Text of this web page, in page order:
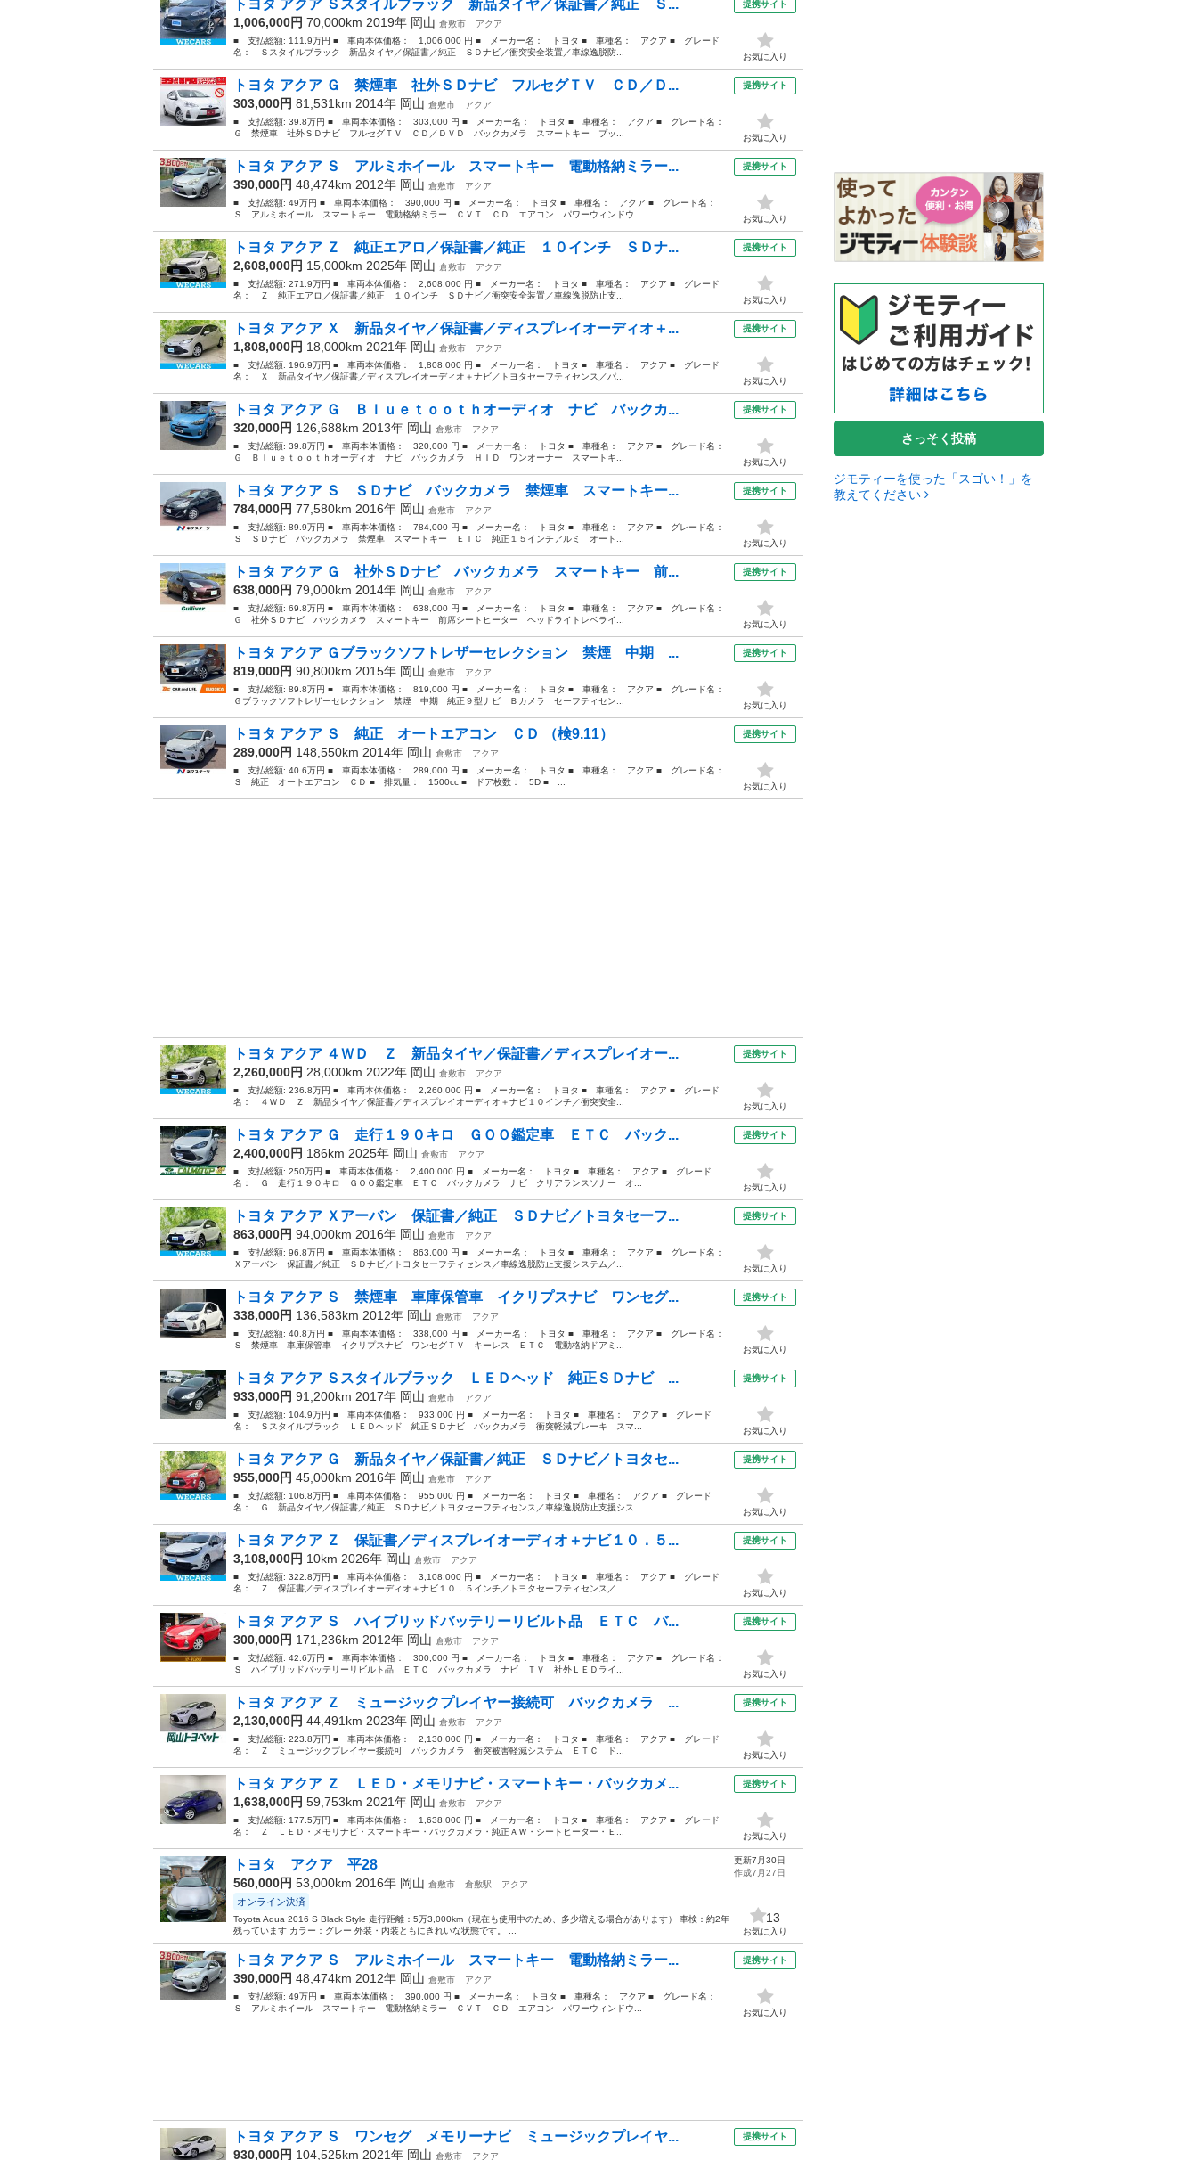
トヨタ アクア Ｓスタイルブラック 新品タイヤ／保証書／純正 Ｓ...
1,006,000円 70,000km 2019年 岡山 倉敷市
アクア
■ 支払総額: 111.9万円 ■ 車両本体価格： 1,006,000 円 ■ メーカー名： トヨタ ■ 車種名： アクア ■ グレード
名： Ｓスタイルブラック 新品タイヤ／保証書／純正 ＳＤナビ／衝突安全装置／車線逸脱防...
提携サイト
お気に入り
トヨタ アクア Ｇ 禁煙車 社外ＳＤナビ フルセグＴＶ ＣＤ／Ｄ...
303,000円 81,531km 2014年 岡山 倉敷市
アクア
■ 支払総額: 39.8万円 ■ 車両本体価格： 303,000 円 ■ メーカー名： トヨタ ■ 車種名： アクア ■ グレード名：
Ｇ 禁煙車 社外ＳＤナビ フルセグＴＶ ＣＤ／ＤＶＤ バックカメラ スマートキー プッ...
提携サイト
お気に入り
トヨタ アクア Ｓ アルミホイール スマートキー 電動格納ミラー...
390,000円 48,474km 2012年 岡山 倉敷市
アクア
■ 支払総額: 49万円 ■ 車両本体価格： 390,000 円 ■ メーカー名： トヨタ ■ 車種名： アクア ■ グレード名：
Ｓ アルミホイール スマートキー 電動格納ミラー ＣＶＴ ＣＤ エアコン パワーウィンドウ...
提携サイト
お気に入り
トヨタ アクア Ｚ 純正エアロ／保証書／純正 １０インチ ＳＤナ...
2,608,000円 15,000km 2025年 岡山 倉敷市
アクア
■ 支払総額: 271.9万円 ■ 車両本体価格： 2,608,000 円 ■ メーカー名： トヨタ ■ 車種名： アクア ■ グレード
名： Ｚ 純正エアロ／保証書／純正 １０インチ ＳＤナビ／衝突安全装置／車線逸脱防止支...
提携サイト
お気に入り
トヨタ アクア Ｘ 新品タイヤ／保証書／ディスプレイオーディオ＋...
1,808,000円 18,000km 2021年 岡山 倉敷市
アクア
■ 支払総額: 196.9万円 ■ 車両本体価格： 1,808,000 円 ■ メーカー名： トヨタ ■ 車種名： アクア ■ グレード
名： Ｘ 新品タイヤ／保証書／ディスプレイオーディオ＋ナビ／トヨタセーフティセンス／パ...
提携サイト
お気に入り
トヨタ アクア Ｇ Ｂｌｕｅｔｏｏｔｈオーディオ ナビ バックカ...
320,000円 126,688km 2013年 岡山 倉敷市
アクア
■ 支払総額: 39.8万円 ■ 車両本体価格： 320,000 円 ■ メーカー名： トヨタ ■ 車種名： アクア ■ グレード名：
Ｇ Ｂｌｕｅｔｏｏｔｈオーディオ ナビ バックカメラ ＨＩＤ ワンオーナー スマートキ...
提携サイト
お気に入り
トヨタ アクア Ｓ ＳＤナビ バックカメラ 禁煙車 スマートキー...
784,000円 77,580km 2016年 岡山 倉敷市
アクア
■ 支払総額: 89.9万円 ■ 車両本体価格： 784,000 円 ■ メーカー名： トヨタ ■ 車種名： アクア ■ グレード名：
Ｓ ＳＤナビ バックカメラ 禁煙車 スマートキー ＥＴＣ 純正１５インチアルミ オート...
提携サイト
お気に入り
トヨタ アクア Ｇ 社外ＳＤナビ バックカメラ スマートキー 前...
638,000円 79,000km 2014年 岡山 倉敷市
アクア
■ 支払総額: 69.8万円 ■ 車両本体価格： 638,000 円 ■ メーカー名： トヨタ ■ 車種名： アクア ■ グレード名：
Ｇ 社外ＳＤナビ バックカメラ スマートキー 前席シートヒーター ヘッドライトレベライ...
提携サイト
お気に入り
トヨタ アクア Ｇブラックソフトレザーセレクション 禁煙 中期 ...
819,000円 90,800km 2015年 岡山 倉敷市
アクア
■ 支払総額: 89.8万円 ■ 車両本体価格： 819,000 円 ■ メーカー名： トヨタ ■ 車種名： アクア ■ グレード名：
Ｇブラックソフトレザーセレクション 禁煙 中期 純正９型ナビ Ｂカメラ セーフティセン...
提携サイト
お気に入り
トヨタ アクア Ｓ 純正 オートエアコン ＣＤ （検9.11）
289,000円 148,550km 2014年 岡山 倉敷市
アクア
■ 支払総額: 40.6万円 ■ 車両本体価格： 289,000 円 ■ メーカー名： トヨタ ■ 車種名： アクア ■ グレード名：
Ｓ 純正 オートエアコン ＣＤ ■ 排気量： 1500cc ■ ドア枚数： 5D ■ ...
提携サイト
お気に入り
トヨタ アクア ４ＷＤ Ｚ 新品タイヤ／保証書／ディスプレイオー...
2,260,000円 28,000km 2022年 岡山 倉敷市
アクア
■ 支払総額: 236.8万円 ■ 車両本体価格： 2,260,000 円 ■ メーカー名： トヨタ ■ 車種名： アクア ■ グレード
名： ４ＷＤ Ｚ 新品タイヤ／保証書／ディスプレイオーディオ＋ナビ１０インチ／衝突安全...
提携サイト
お気に入り
トヨタ アクア Ｇ 走行１９０キロ ＧＯＯ鑑定車 ＥＴＣ バック...
2,400,000円 186km 2025年 岡山 倉敷市
アクア
■ 支払総額: 250万円 ■ 車両本体価格： 2,400,000 円 ■ メーカー名： トヨタ ■ 車種名： アクア ■ グレード
名： Ｇ 走行１９０キロ ＧＯＯ鑑定車 ＥＴＣ バックカメラ ナビ クリアランスソナー オ...
提携サイト
お気に入り
トヨタ アクア Ｘアーバン 保証書／純正 ＳＤナビ／トヨタセーフ...
863,000円 94,000km 2016年 岡山 倉敷市
アクア
■ 支払総額: 96.8万円 ■ 車両本体価格： 863,000 円 ■ メーカー名： トヨタ ■ 車種名： アクア ■ グレード名：
Ｘアーバン 保証書／純正 ＳＤナビ／トヨタセーフティセンス／車線逸脱防止支援システム／...
提携サイト
お気に入り
トヨタ アクア Ｓ 禁煙車 車庫保管車 イクリプスナビ ワンセグ...
338,000円 136,583km 2012年 岡山 倉敷市
アクア
■ 支払総額: 40.8万円 ■ 車両本体価格： 338,000 円 ■ メーカー名： トヨタ ■ 車種名： アクア ■ グレード名：
Ｓ 禁煙車 車庫保管車 イクリプスナビ ワンセグＴＶ キーレス ＥＴＣ 電動格納ドアミ...
提携サイト
お気に入り
トヨタ アクア Ｓスタイルブラック ＬＥＤヘッド 純正ＳＤナビ ...
933,000円 91,200km 2017年 岡山 倉敷市
アクア
■ 支払総額: 104.9万円 ■ 車両本体価格： 933,000 円 ■ メーカー名： トヨタ ■ 車種名： アクア ■ グレード
名： Ｓスタイルブラック ＬＥＤヘッド 純正ＳＤナビ バックカメラ 衝突軽減ブレーキ スマ...
提携サイト
お気に入り
トヨタ アクア Ｇ 新品タイヤ／保証書／純正 ＳＤナビ／トヨタセ...
955,000円 45,000km 2016年 岡山 倉敷市
アクア
■ 支払総額: 106.8万円 ■ 車両本体価格： 955,000 円 ■ メーカー名： トヨタ ■ 車種名： アクア ■ グレード
名： Ｇ 新品タイヤ／保証書／純正 ＳＤナビ／トヨタセーフティセンス／車線逸脱防止支援シス...
提携サイト
お気に入り
トヨタ アクア Ｚ 保証書／ディスプレイオーディオ＋ナビ１０．５...
3,108,000円 10km 2026年 岡山 倉敷市
アクア
■ 支払総額: 322.8万円 ■ 車両本体価格： 3,108,000 円 ■ メーカー名： トヨタ ■ 車種名： アクア ■ グレード
名： Ｚ 保証書／ディスプレイオーディオ＋ナビ１０．５インチ／トヨタセーフティセンス／...
提携サイト
お気に入り
トヨタ アクア Ｓ ハイブリッドバッテリーリビルト品 ＥＴＣ バ...
300,000円 171,236km 2012年 岡山 倉敷市
アクア
■ 支払総額: 42.6万円 ■ 車両本体価格： 300,000 円 ■ メーカー名： トヨタ ■ 車種名： アクア ■ グレード名：
Ｓ ハイブリッドバッテリーリビルト品 ＥＴＣ バックカメラ ナビ ＴＶ 社外ＬＥＤライ...
提携サイト
お気に入り
トヨタ アクア Ｚ ミュージックプレイヤー接続可 バックカメラ ...
2,130,000円 44,491km 2023年 岡山 倉敷市
アクア
■ 支払総額: 223.8万円 ■ 車両本体価格： 2,130,000 円 ■ メーカー名： トヨタ ■ 車種名： アクア ■ グレード
名： Ｚ ミュージックプレイヤー接続可 バックカメラ 衝突被害軽減システム ＥＴＣ ド...
提携サイト
お気に入り
トヨタ アクア Ｚ ＬＥＤ・メモリナビ・スマートキー・バックカメ...
1,638,000円 59,753km 2021年 岡山 倉敷市
アクア
■ 支払総額: 177.5万円 ■ 車両本体価格： 1,638,000 円 ■ メーカー名： トヨタ ■ 車種名： アクア ■ グレード
名： Ｚ ＬＥＤ・メモリナビ・スマートキー・バックカメラ・純正ＡＷ・シートヒーター・Ｅ...
提携サイト
お気に入り
トヨタ アクア 平28
560,000円 53,000km 2016年 岡山 倉敷市 倉敷駅 アクア
オンライン決済
Toyota Aqua 2016 S Black Style 走行距離：5万3,000km（現在も使用中のため、多少増える場合があります） 車検：約2年
残っています カラー：グレー 外装・内装ともにきれいな状態です。 ...
更新7月30日
作成7月27日
13
お気に入り
トヨタ アクア Ｓ アルミホイール スマートキー 電動格納ミラー...
390,000円 48,474km 2012年 岡山 倉敷市
アクア
■ 支払総額: 49万円 ■ 車両本体価格： 390,000 円 ■ メーカー名： トヨタ ■ 車種名： アクア ■ グレード名：
Ｓ アルミホイール スマートキー 電動格納ミラー ＣＶＴ ＣＤ エアコン パワーウィンドウ...
提携サイト
お気に入り
トヨタ アクア Ｓ ワンセグ メモリーナビ ミュージックプレイヤ...
930,000円 104,525km 2021年 岡山 倉敷市 アクア
提携サイト
さっそく投稿
ジモティーを使った「スゴい！」を
教えてください